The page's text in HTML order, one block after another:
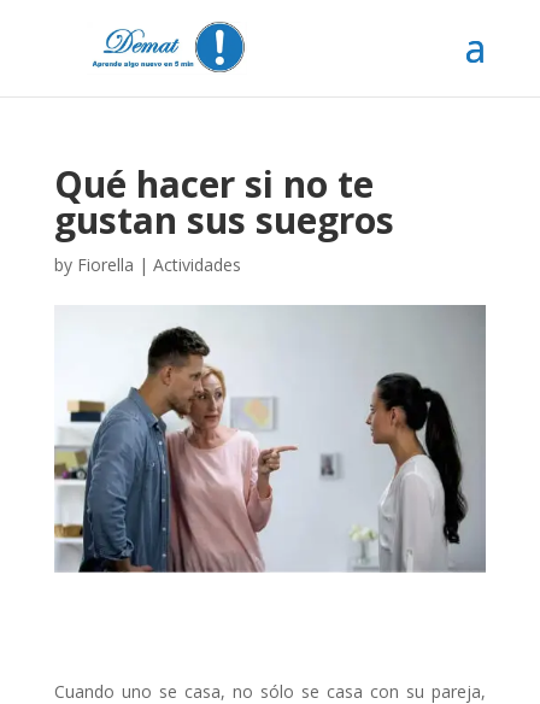
Qué hacer si no te
gustan sus suegros
by Fiorella | Actividades
Cuando uno se casa, no sólo se casa con su pareja,